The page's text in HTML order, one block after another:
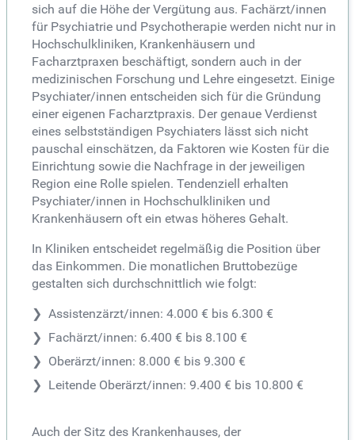
sich auf die Höhe der Vergütung aus. Fachärzt/innen
für Psychiatrie und Psychotherapie werden nicht nur in
Hochschulkliniken, Krankenhäusern und
Facharztpraxen beschäftigt, sondern auch in der
medizinischen Forschung und Lehre eingesetzt. Einige
Psychiater/innen entscheiden sich für die Gründung
einer eigenen Facharztpraxis. Der genaue Verdienst
eines selbstständigen Psychiaters lässt sich nicht
pauschal einschätzen, da Faktoren wie Kosten für die
Einrichtung sowie die Nachfrage in der jeweiligen
Region eine Rolle spielen. Tendenziell erhalten
Psychiater/innen in Hochschulkliniken und
Krankenhäusern oft ein etwas höheres Gehalt.
In Kliniken entscheidet regelmäßig die Position über
das Einkommen. Die monatlichen Bruttobezüge
gestalten sich durchschnittlich wie folgt:
Assistenzärzt/innen: 4.000 € bis 6.300 €
Fachärzt/innen: 6.400 € bis 8.100 €
Oberärzt/innen: 8.000 € bis 9.300 €
Leitende Oberärzt/innen: 9.400 € bis 10.800 €
Auch der Sitz des Krankenhauses, der